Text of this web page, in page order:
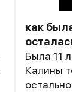
как была
осталась
Была 11
Калины